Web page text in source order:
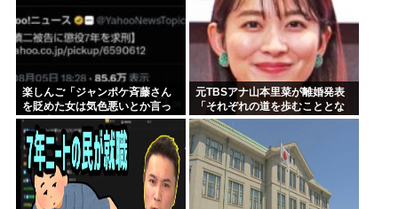
楽しんご「ジャンポケ斉藤さん
を貶めた女は気色悪いとか言っ
てる癖にフェラするとか口だけ
は素直なんだな！週刊誌から金
もらってるだろ」
元TBSアナ山本里菜が離婚発表
「それぞれの道を歩むこととな
りました」